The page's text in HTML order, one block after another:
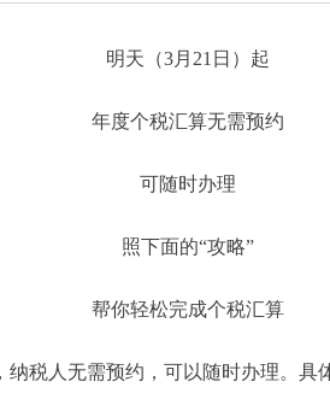
明天（3月21日）起
年度个税汇算无需预约
可随时办理
照下面的“攻略”
帮你轻松完成个税汇算
纳税人无需预约，可以随时办理。具